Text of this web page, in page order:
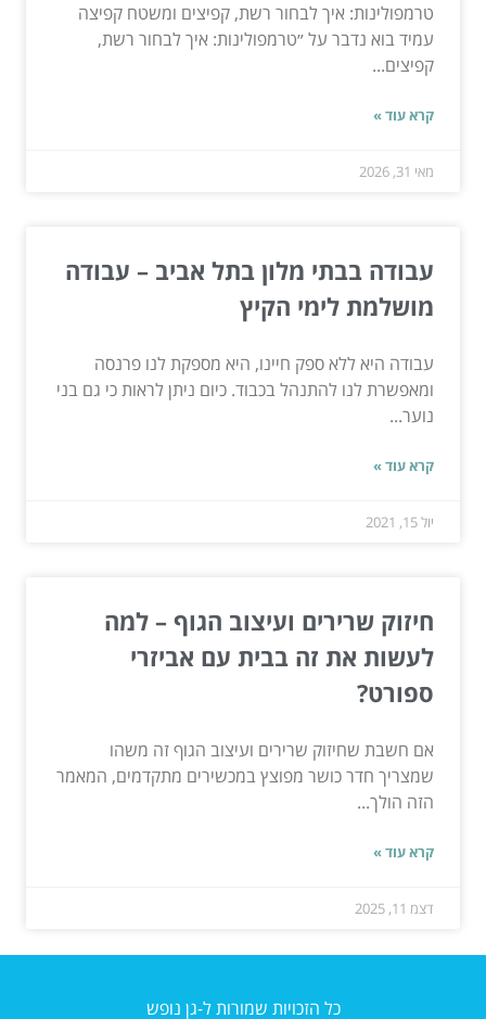
טרמפולינות: איך לבחור רשת, קפיצים ומשטח קפיצה
עמיד בוא נדבר על ״טרמפולינות: איך לבחור רשת,
קפיצים...
קרא עוד »
מאי 31, 2026
עבודה בבתי מלון בתל אביב – עבודה
מושלמת לימי הקיץ
עבודה היא ללא ספק חיינו, היא מספקת לנו פרנסה
ומאפשרת לנו להתנהל בכבוד. כיום ניתן לראות כי גם בני
נוער...
קרא עוד »
יול 15, 2021
חיזוק שרירים ועיצוב הגוף – למה
לעשות את זה בבית עם אביזרי
ספורט?
אם חשבת שחיזוק שרירים ועיצוב הגוף זה משהו
שמצריך חדר כושר מפוצץ במכשירים מתקדמים, המאמר
הזה הולך...
קרא עוד »
דצמ 11, 2025
כל הזכויות שמורות ל-גן נופש